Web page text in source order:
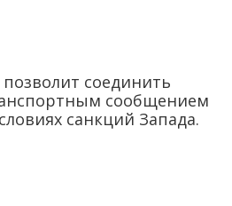
соединить
сообщением
санкций Запада.